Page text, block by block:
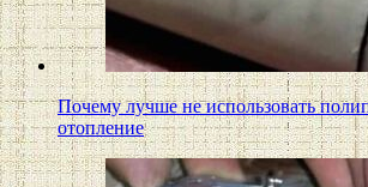
Почему лучше не использовать
отопление